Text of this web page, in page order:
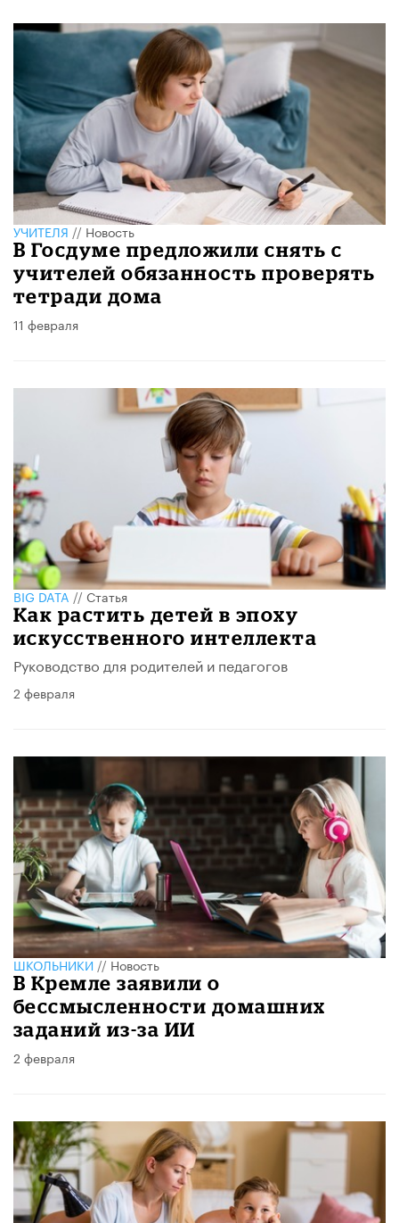
УЧИТЕЛЯ//Новость
В Госдуме предложили снять с
учителей обязанность проверять
тетради дома
11 февраля
BIG DATA//Статья
Как растить детей в эпоху
искусственного интеллекта
Руководство для родителей и педагогов
2 февраля
ШКОЛЬНИКИ//Новость
В Кремле заявили о
бессмысленности домашних
заданий из-за ИИ
2 февраля